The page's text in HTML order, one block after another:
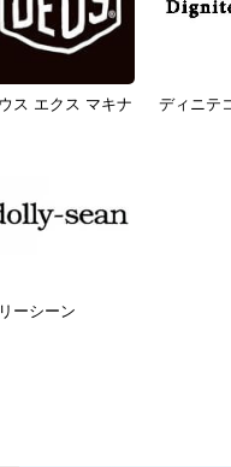
ス エクス マキナ ディニテ
ーシーン